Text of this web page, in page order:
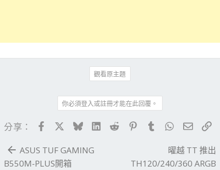
觀看原主題
你必須登入或註冊才能在此回覆。
分享： FacebookBlueskyLinkedIn
Reddit PinterestTumblrWhatsApp
電子
ASUS TUF GAMING
B550M-PLUS開箱
曜越 TT 推出
TH120/240/360 ARGB